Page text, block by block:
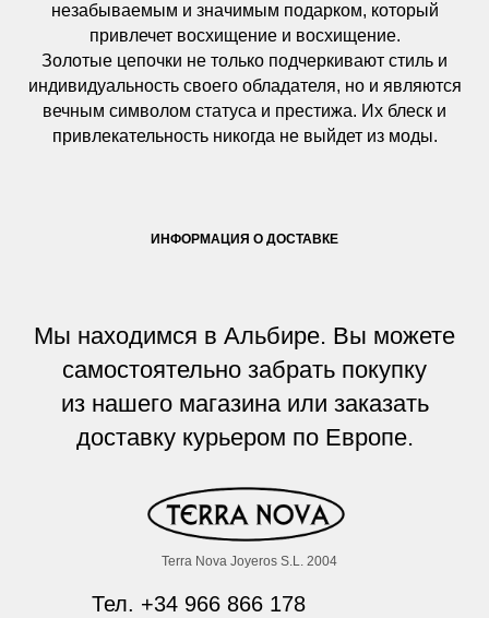
незабываемым и значимым подарком, который
привлечет восхищение и восхищение.
Золотые цепочки не только подчеркивают стиль и
индивидуальность своего обладателя, но и являются
вечным символом статуса и престижа. Их блеск и
привлекательность никогда не выйдет из моды.
ИНФОРМАЦИЯ О ДОСТАВКЕ
Мы находимся в Альбире. Вы можете
самостоятельно забрать покупку
из нашего магазина или заказать
доставку курьером по Европе.
Terra Nova Joyeros S.L. 2004
Тел. +34 966 866 178